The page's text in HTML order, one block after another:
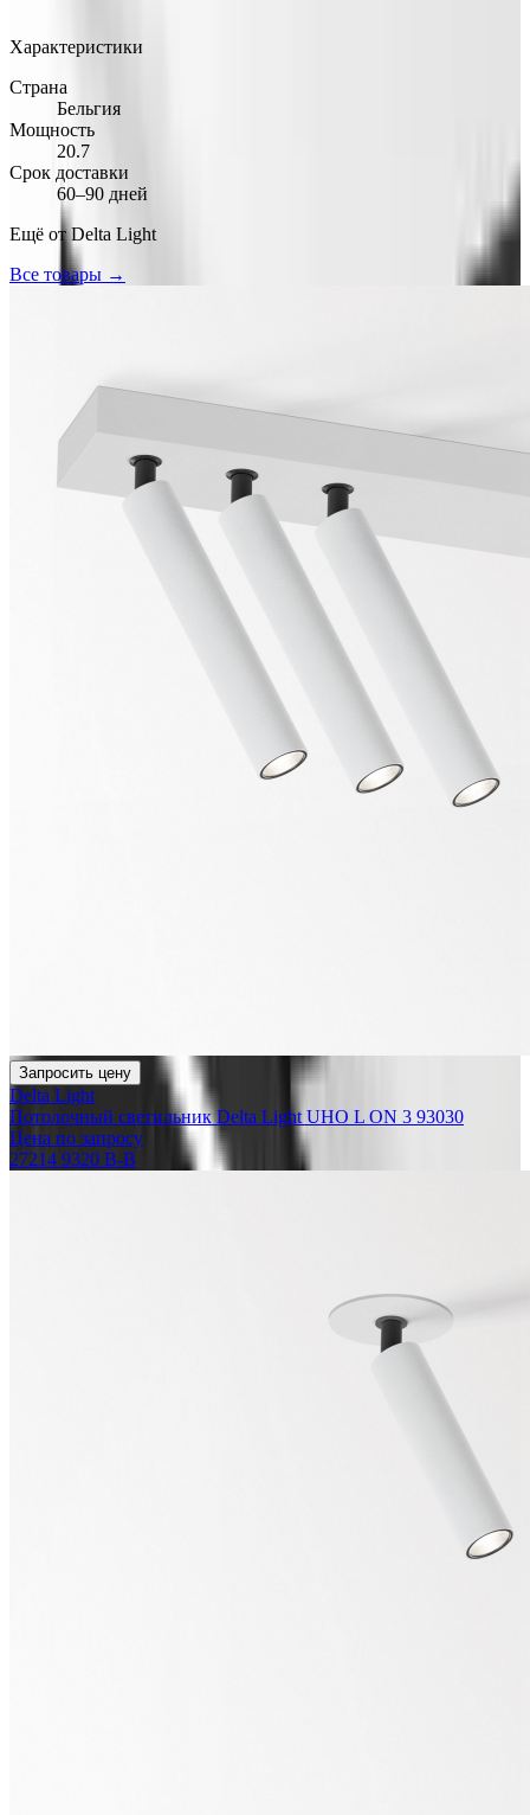
Характеристики
Страна
Бельгия
Мощность
20.7
Срок доставки
60–90 дней
Ещё отDelta Light
Все товары →
Запросить цену
Delta Light
Потолочный светильник Delta Light UHO L ON 3 93030
Цена по запросу
27214 9320 B-B